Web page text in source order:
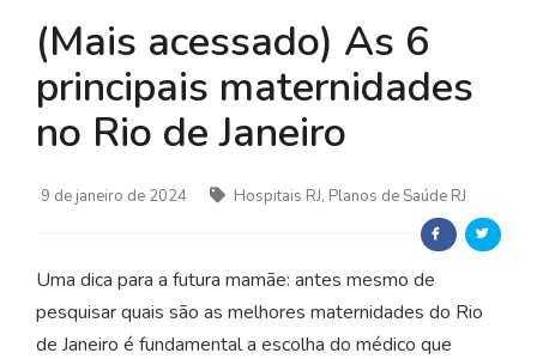
(Mais acessado) As 6
principais maternidades
no Rio de Janeiro
9 de janeiro de 2024 Hospitais RJ, Planos de Saúde RJ
Uma dica para a futura mamãe: antes mesmo de
pesquisar quais são as melhores maternidades do Rio
de Janeiro é fundamental a escolha do médico que